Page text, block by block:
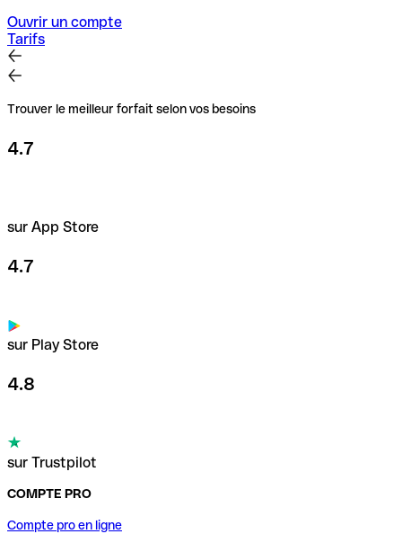
Ouvrir un compte
Tarifs
Trouver le meilleur forfait selon vos besoins
4.7
sur App Store
4.7
sur Play Store
4.8
sur Trustpilot
COMPTE PRO
Compte pro en ligne